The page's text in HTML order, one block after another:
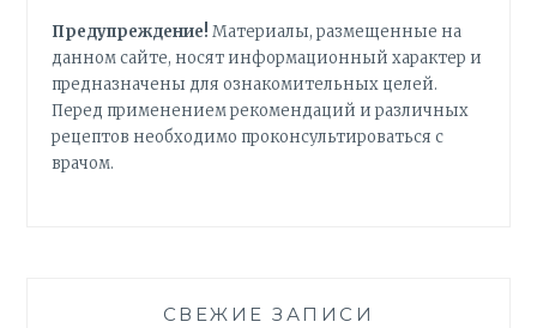
Предупреждение! Материалы, размещенные на
данном сайте, носят информационный характер и
предназначены для ознакомительных целей.
Перед применением рекомендаций и различных
рецептов необходимо проконсультироваться с
врачом.
СВЕЖИЕ ЗАПИСИ